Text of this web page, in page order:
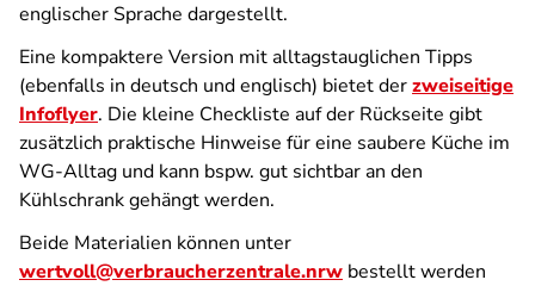
englischer Sprache dargestellt.
Eine kompaktere Version mit alltagstauglichen Tipps
(ebenfalls in deutsch und englisch) bietet derzweiseitige
Infoflyer. Die kleine Checkliste auf der Rückseite gibt
zusätzlich praktische Hinweise für eine saubere Küche im
WG-Alltag und kann bspw. gut sichtbar an den
Kühlschrank gehängt werden.
Beide Materialien können unter
wertvoll@verbraucherzentrale.nrw bestellt werden